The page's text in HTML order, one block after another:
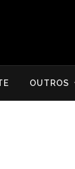
OUTROS